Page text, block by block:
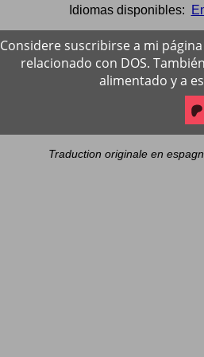
Idiomas disponibles:
Considere suscribirse a mi
relacionado con DOS.
alimentado y a
Traduction originale en